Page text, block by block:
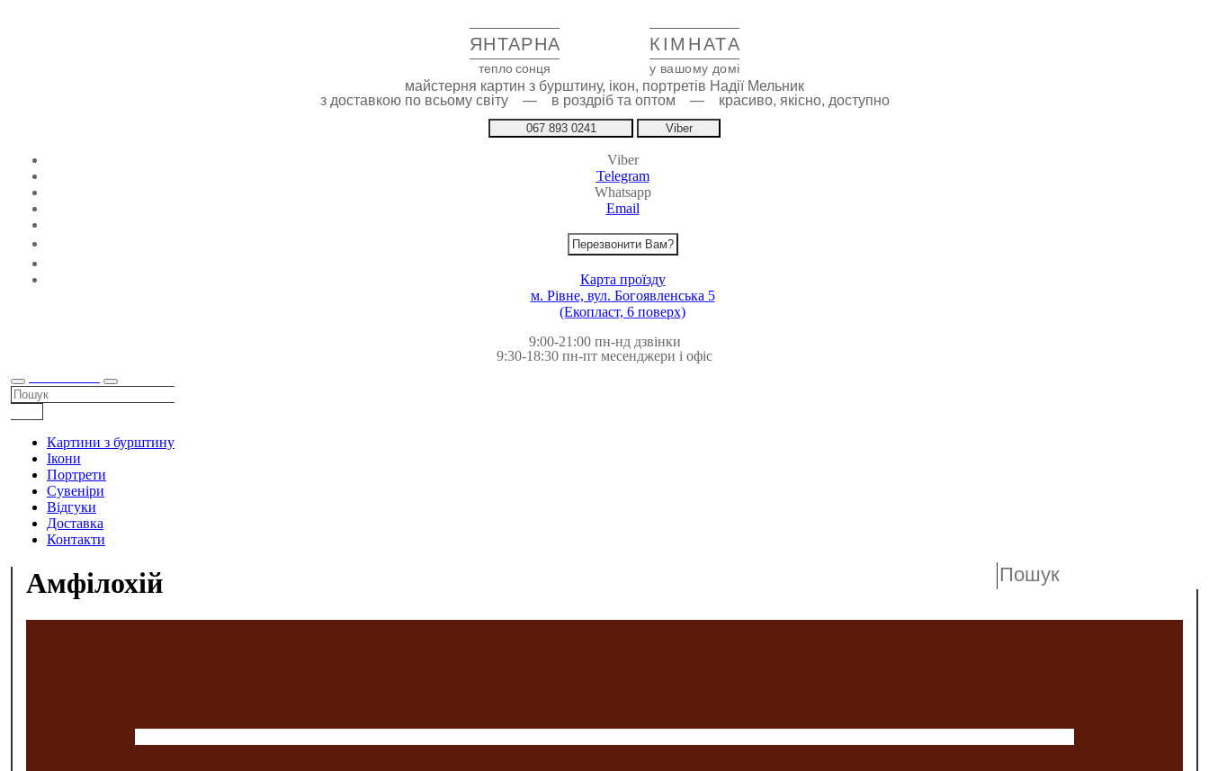
ЯНТАРНА КІМНАТА
тепло сонця у вашому домі
майстерня картин з бурштину, ікон, портретів Надії Мельник
з доставкою по всьому світу — в роздріб та оптом — красиво, якісно, доступно
067 893 0241 Viber
Viber
Telegram
Whatsapp
Email
Перезвонити Вам?
Карта проїзду
м. Рівне, вул. Богоявленська 5
(Екопласт, 6 поверх)
9:00-21:00 пн-нд дзвінки
9:30-18:30 пн-пт месенджери і офіс
Картини з бурштину
Ікони
Портрети
Сувеніри
Відгуки
Доставка
Контакти
Амфілохій